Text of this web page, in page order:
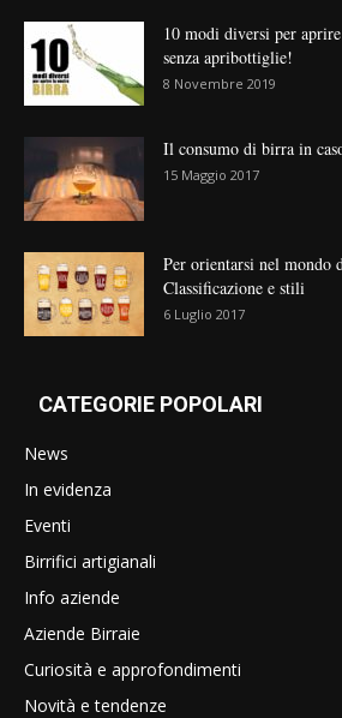
10 modi diversi per
senza apribottiglie!
8 Novembre 2019
Il consumo di birra in
15 Maggio 2017
Per orientarsi nel mondo
Classificazione e stili
6 Luglio 2017
CATEGORIE POPOLARI
News
In evidenza
Eventi
Birrifici artigianali
Info aziende
Aziende Birraie
Curiosità e approfondimenti
Novità e tendenze